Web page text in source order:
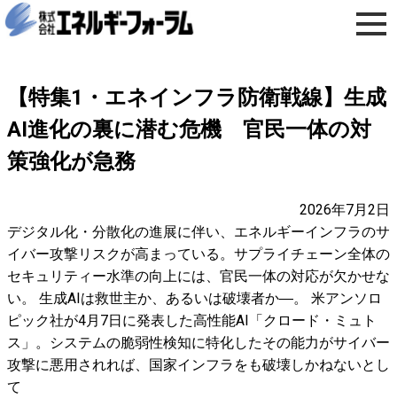
【特集1・エネインフラ防衛戦線】生成
AI進化の裏に潜む危機 官民一体の対
策強化が急務
2026年7月2日
デジタル化・分散化の進展に伴い、エネルギーインフラのサ
イバー攻撃リスクが高まっている。サプライチェーン全体の
セキュリティー水準の向上には、官民一体の対応が欠かせな
い。 生成AIは救世主か、あるいは破壊者か―。 米アンソロ
ピック社が4月7日に発表した高性能AI「クロード・ミュト
ス」。システムの脆弱性検知に特化したその能力がサイバー
攻撃に悪用されれば、国家インフラをも破壊しかねないとし
て